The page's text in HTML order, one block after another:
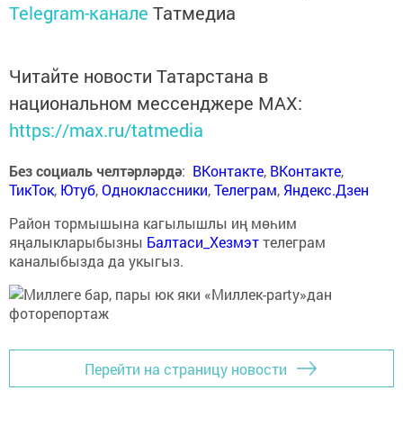
Telegram-канале Татмедиа
Читайте новости Татарстана в
национальном мессенджере MАХ:
https://max.ru/tatmedia
Без социаль челтәрләрдә: ВКонтакте, ВКонтакте,
ТикТок, Ютуб,Одноклассники,Телеграм, Яндекс.Дзен
Район тормышына кагылышлы иң мөһим
яңалыкларыбызны Балтаси_Хезмэттелеграм
каналыбызда да укыгыз.
Перейти на страницу новости